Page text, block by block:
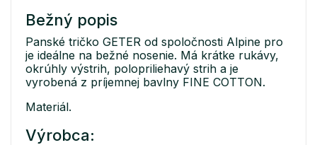
Bežný popis
Panské tričko GETER od spoločnosti Alpine pro
je ideálne na bežné nosenie. Má krátke rukávy,
okrúhly výstrih, polopriliehavý strih a je
vyrobená z príjemnej bavlny FINE COTTON.
Materiál.
Výrobca: